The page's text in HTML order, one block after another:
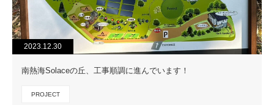
2023.12.30
南熱海Solaceの丘、工事順調に進んでいます！
PROJECT